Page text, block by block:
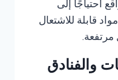
احتياجًا إلى
قابلة للاشتعال
مرتفعة.
والفنادق